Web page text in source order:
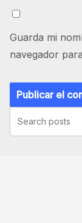
Guarda mi
navegador